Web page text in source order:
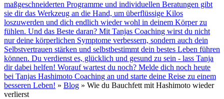
maßgeschneiderten Programme und individuellen Beratungen gibt
sie dir das Werkzeug an die Hand, um überflüssige Kilos
loszuwerden und dich endlich wieder wohl in deinem Körper zu
fühlen. Und das Beste daran? Mit Tanjas Coaching wirst du nicht
nur deine körperlichen Symptome verbessern, sondern auch dein
Selbstvertrauen stärken und selbstbestimmt dein bestes Leben führen
können. Du verdienst es, glücklich und gesund zu sein - lass Tanja
dir dabei helfen! Worauf wartest du noch? Melde dich noch heute
bei Tanjas Hashimoto Coaching an und starte deine Reise zu einem
besseren Leben! » Blog » Wie du Bauchfett mit Hashimoto wieder
verlierst